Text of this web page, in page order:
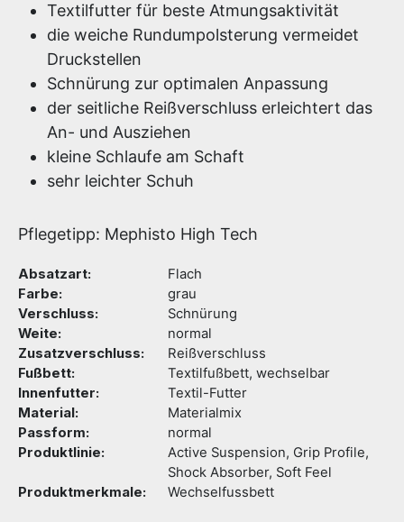
Textilfutter für beste Atmungsaktivität
die weiche Rundumpolsterung vermeidet
Druckstellen
Schnürung zur optimalen Anpassung
der seitliche Reißverschluss erleichtert das
An- und Ausziehen
kleine Schlaufe am Schaft
sehr leichter Schuh
Pflegetipp: Mephisto High Tech
Absatzart:
Flach
Farbe:
grau
Verschluss:
Schnürung
Weite:
normal
Zusatzverschluss:
Reißverschluss
Fußbett:
Textilfußbett, wechselbar
Innenfutter:
Textil-Futter
Material:
Materialmix
Passform:
normal
Produktlinie:
Active Suspension, Grip Profile,
Shock Absorber, Soft Feel
Produktmerkmale:
Wechselfussbett